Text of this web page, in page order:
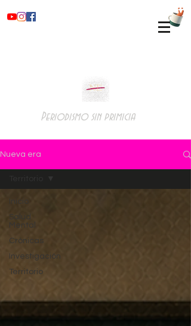
Periodismo sin primicia
Nueva era
Salud
Mental
Crónicas
Investigación
Territorio